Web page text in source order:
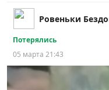
Ровеньки
Потерялись
05 марта 21:43